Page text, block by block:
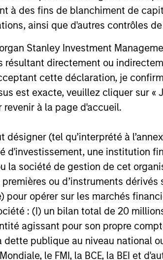
à des fins de blanchiment de
ainsi que d'autres contrôles
Stanley Investment
résultant directement ou
cette déclaration, je
est exacte, veuillez cliquer sur «
à la page d'accueil.
désigner (tel qu’interprété à
d'investissement, une institution
la société de gestion de cet
ou d’instruments
pour opérer sur les marchés
: (I) un bilan total de 20
agissant pour son propre
publique au niveau national
le FMI, la BCE, la BEI et
typically maintain dominant
franchises with enduring
competitive advantages, high
barriers to entry and pricing
power. We have a bias towards
business models that generate
predictable and recurring
revenues and strong,
sustainable free cash flows.
with a demonstrated history of